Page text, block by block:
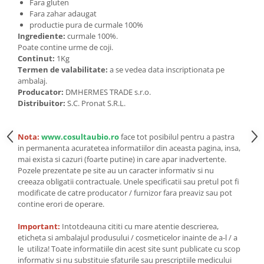
Mixuri, condimente si mirodenii
Mixuri
Condimente
Mirodenii
Maioneza bio
Pesto Bio
Specialitati si produse asiatice
Fara gluten
Fara zahar adaugat
productie pura de curmale 100%
Ingrediente: curmale 100%.
Poate contine urme de coji.
Continut: 1Kg
Termen de valabilitate: a se vedea data inscriptionata pe
ambalaj.
Producator: DMHERMES TRADE s.r.o.
Distribuitor: S.C. Pronat S.R.L.
Nota: www.cosultaubio.roface tot posibilul pentru a pastra
in permanenta acuratetea informatiilor din aceasta pagina, insa,
mai exista si cazuri (foarte putine) in care apar inadvertente.
Pozele prezentate pe site au un caracter informativ si nu
creeaza obligatii contractuale. Unele specificatii sau pretul pot fi
modificate de catre producator / furnizor fara preaviz sau pot
contine erori de operare.
Important: Intotdeauna cititi cu mare atentie descrierea,
eticheta si ambalajul produsului / cosmeticelor inainte de a-l / a
le utiliza! Toate informatiile din acest site sunt publicate cu scop
informativ si nu substituie sfaturile sau prescriptiile medicului